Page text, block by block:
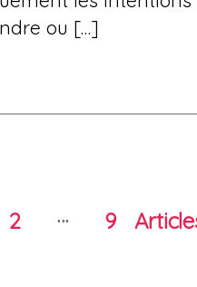
ou […]
2 … 9